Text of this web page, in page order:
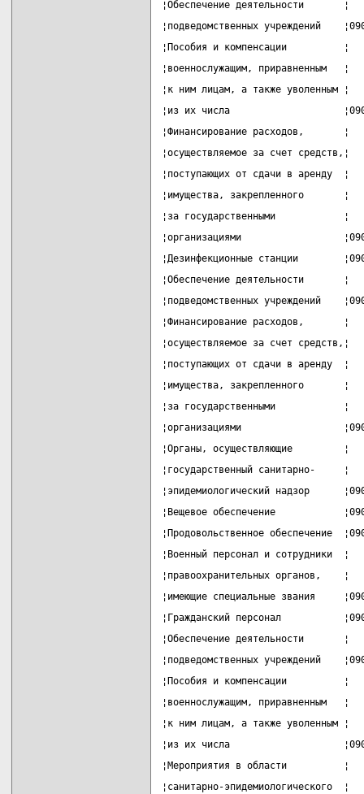
¦Обеспечение деятельности
¦подведомственных учреждений
¦Пособия и компенсации
¦военнослужащим,
¦к ним лицам, а также
¦из их числа
¦Финансирование расходов,
¦осуществляемое за счет
¦поступающих от сдачи в
¦имущества, закрепленного
¦за государственными
¦организациями
¦Дезинфекционные станции
¦Обеспечение деятельности
¦подведомственных учреждений
¦Финансирование расходов,
¦осуществляемое за счет
¦поступающих от сдачи в
¦имущества, закрепленного
¦за государственными
¦организациями
¦Органы, осуществляющие
¦государственный
¦эпидемиологический надзор
¦Вещевое обеспечение
¦Продовольственное обеспечение
¦Военный персонал и
¦правоохранительных
¦имеющие специальные звания
¦Гражданский персонал
¦Обеспечение деятельности
¦подведомственных учреждений
¦Пособия и компенсации
¦военнослужащим,
¦к ним лицам, а также
¦из их числа
¦Мероприятия в области
¦санитарно-